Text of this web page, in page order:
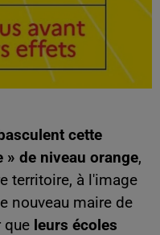
cette
» de niveau orange,
territoire, à l'image
nouveau maire de
que leurs écoles